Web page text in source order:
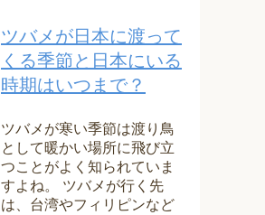
ツバメが日本に渡って
くる季節と日本にいる
時期はいつまで？
ツバメが寒い季節は渡り鳥
として暖かい場所に飛び立
つことがよく知られていま
すよね。 ツバメが行く先
は、台湾やフィリピンなど